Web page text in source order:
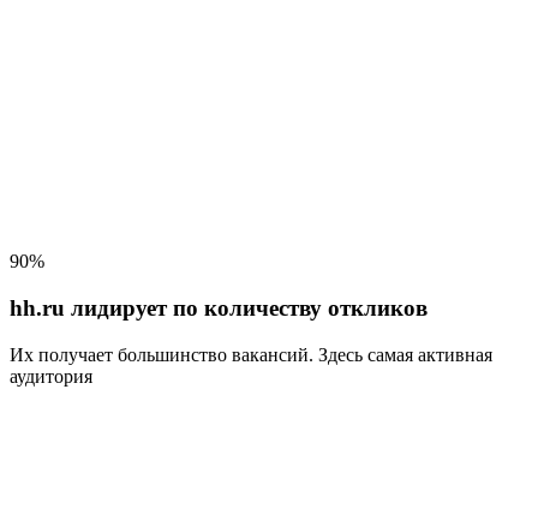
90%
hh.ru лидирует по количеству откликов
Их получает большинство вакансий. Здесь самая активная
аудитория